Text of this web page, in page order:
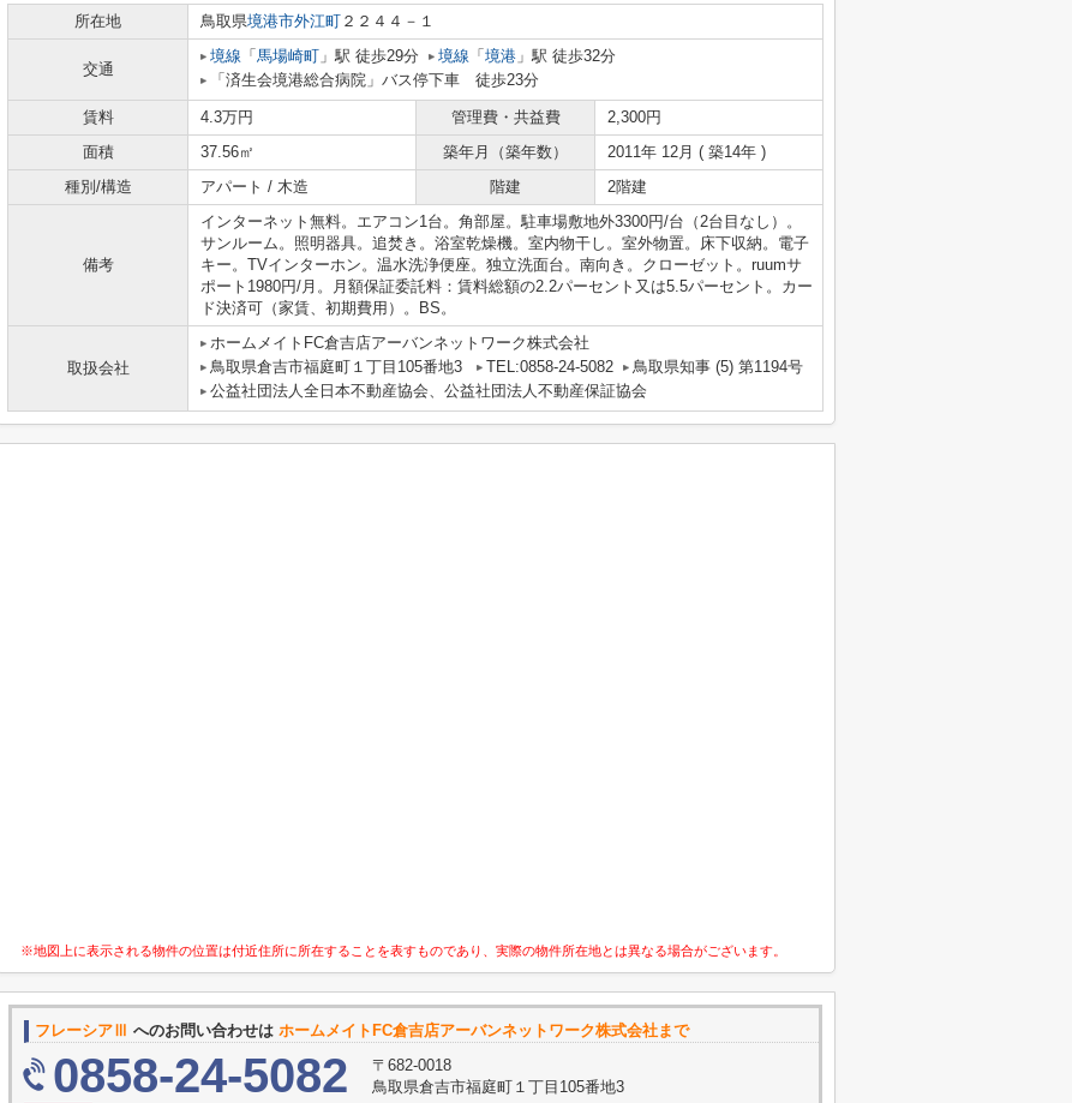
所在地 鳥取県境港市外江町 ２２４４－１
交通
境線 「 馬場崎町 」駅 徒歩29分 境線 「 境港 」駅 徒歩32分
「済生会境港総合病院」バス停下車 徒歩23分
賃料 4.3万円 管理費・共益費
2,300円
面積
37.56㎡ 築年月（築年数）
2011年 12月 ( 築14年 )
種別/構造
アパート / 木造 階建 2階建
備考
インターネット無料。エアコン1台。角部屋。駐車場敷地外3300円/台（2台目なし）。
サンルーム。照明器具。追焚き。浴室乾燥機。室内物干し。室外物置。床下収納。電子
キー。TVインターホン。温水洗浄便座。独立洗面台。南向き。クローゼット。ruumサ
ポート1980円/月。月額保証委託料：賃料総額の2.2パーセント又は5.5パーセント。カー
ド決済可（家賃、初期費用）。BS。
取扱会社
ホームメイトFC倉吉店アーバンネットワーク株式会社
鳥取県倉吉市福庭町１丁目105番地3
TEL:0858-24-5082
鳥取県知事 (5) 第1194号
公益社団法人全日本不動産協会、公益社団法人不動産保証協会
※地図上に表示される物件の位置は付近住所に所在することを表すものであり、実際の物件所在地とは異なる場合がございます。
フレーシアⅢ へのお問い合わせは ホームメイトFC倉吉店アーバンネットワーク株式会社まで
0858-24-5082
〒682-0018
鳥取県倉吉市福庭町１丁目105番地3